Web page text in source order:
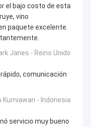
el bajo costo de esta
vino
paquete excelente.
Janes - Reino Unido
comunicación
Kurniawan - Indonesia
servicio muy bueno